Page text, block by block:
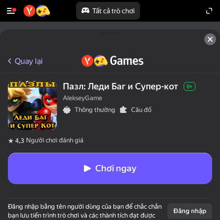
Tất cả trò chơi
Quay lại
Пазл: Леди Баг и Супер-кот 0+
AlekseyGame
Thông thường
Câu đố
4,3 Người chơi đánh giá
Chơi ngay
Đăng nhập bằng tên người dùng của bạn để chắc chắn
bạn lưu tiến trình trò chơi và các thành tích đạt được
Đăng nhập